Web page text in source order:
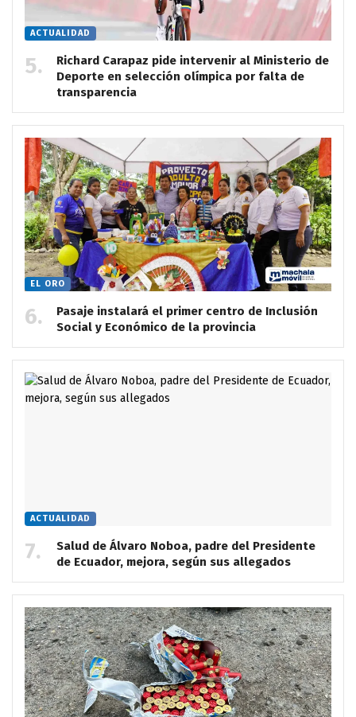
ACTUALIDAD
Richard Carapaz pide intervenir al Ministerio de
Deporte en selección olímpica por falta de
transparencia
EL ORO
Pasaje instalará el primer centro de Inclusión
Social y Económico de la provincia
ACTUALIDAD
Salud de Álvaro Noboa, padre del Presidente
de Ecuador, mejora, según sus allegados